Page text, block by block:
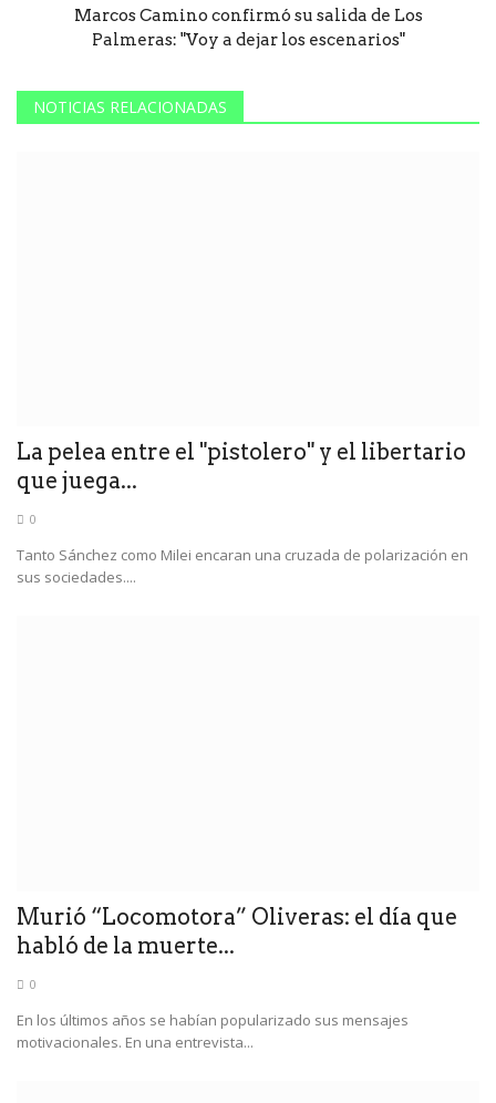
Marcos Camino confirmó su salida de Los
Palmeras: "Voy a dejar los escenarios"
NOTICIAS RELACIONADAS
La pelea entre el "pistolero" y el libertario
que juega...
0
Tanto Sánchez como Milei encaran una cruzada de polarización en
sus sociedades....
Murió “Locomotora” Oliveras: el día que
habló de la muerte...
0
En los últimos años se habían popularizado sus mensajes
motivacionales. En una entrevista...